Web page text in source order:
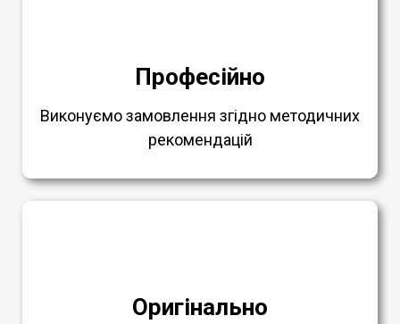
Професійно
Виконуємо замовлення згідно методичних
рекомендацій
Оригінально